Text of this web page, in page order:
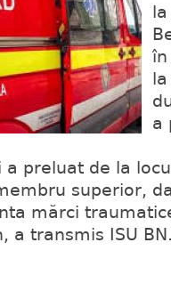
în
a
a preluat de la
superior,
mărci
a transmis ISU